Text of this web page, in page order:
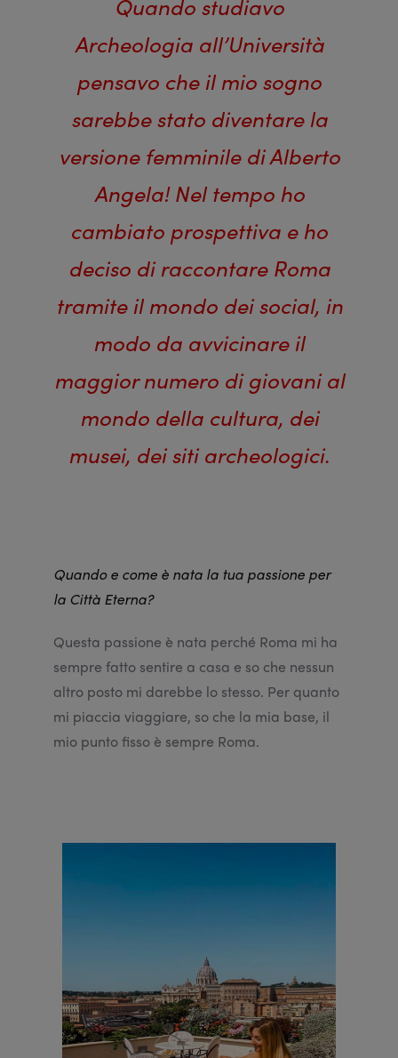
Quando studiavo
Archeologia all’Università
pensavo che il mio sogno
sarebbe stato diventare la
versione femminile di Alberto
Angela! Nel tempo ho
cambiato prospettiva e ho
deciso di raccontare Roma
tramite il mondo dei social, in
modo da avvicinare il
maggior numero di giovani al
mondo della cultura, dei
musei, dei siti archeologici.
Quando e come è nata la tua passione per
la Città Eterna?
Questa passione è nata perché Roma mi ha
sempre fatto sentire a casa e so che nessun
altro posto mi darebbe lo stesso. Per quanto
mi piaccia viaggiare, so che la mia base, il
mio punto fisso è sempre Roma.